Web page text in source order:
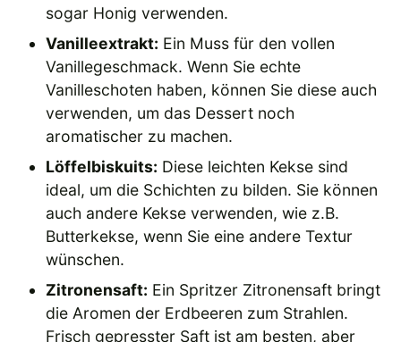
sogar Honig verwenden.
Vanilleextrakt: Ein Muss für den vollen
Vanillegeschmack. Wenn Sie echte
Vanilleschoten haben, können Sie diese auch
verwenden, um das Dessert noch
aromatischer zu machen.
Löffelbiskuits: Diese leichten Kekse sind
ideal, um die Schichten zu bilden. Sie können
auch andere Kekse verwenden, wie z.B.
Butterkekse, wenn Sie eine andere Textur
wünschen.
Zitronensaft: Ein Spritzer Zitronensaft bringt
die Aromen der Erdbeeren zum Strahlen.
Frisch gepresster Saft ist am besten, aber